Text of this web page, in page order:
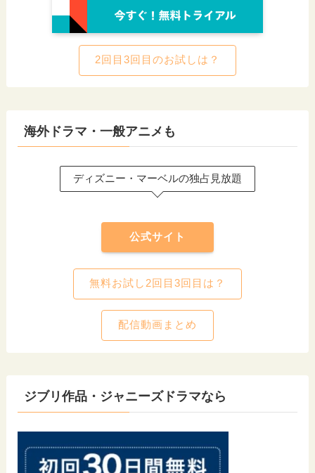
2回目3回目のお試しは？
海外ドラマ・一般アニメも
ディズニー・マーベルの独占見放題
公式サイト
無料お試し2回目3回目は？
配信動画まとめ
ジブリ作品・ジャニーズドラマなら